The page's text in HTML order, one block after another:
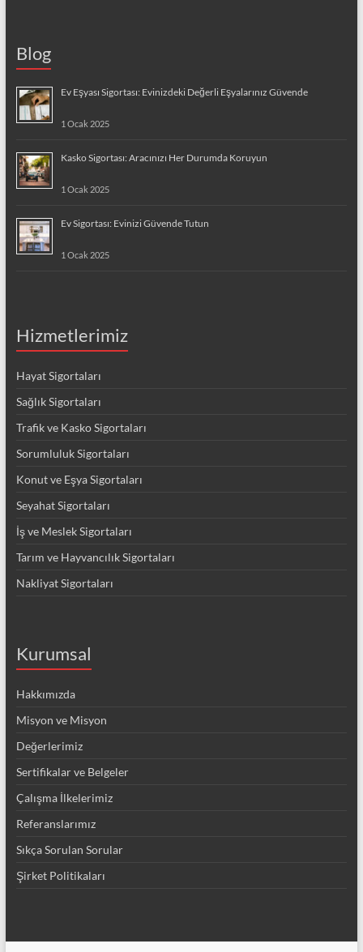
Blog
Ev Eşyası Sigortası: Evinizdeki Değerli Eşyalarınız Güvende
1 Ocak 2025
Kasko Sigortası: Aracınızı Her Durumda Koruyun
1 Ocak 2025
Ev Sigortası: Evinizi Güvende Tutun
1 Ocak 2025
Hizmetlerimiz
Hayat Sigortaları
Sağlık Sigortaları
Trafik ve Kasko Sigortaları
Sorumluluk Sigortaları
Konut ve Eşya Sigortaları
Seyahat Sigortaları
İş ve Meslek Sigortaları
Tarım ve Hayvancılık Sigortaları
Nakliyat Sigortaları
Kurumsal
Hakkımızda
Misyon ve Misyon
Değerlerimiz
Sertifikalar ve Belgeler
Çalışma İlkelerimiz
Referanslarımız
Sıkça Sorulan Sorular
Şirket Politikaları